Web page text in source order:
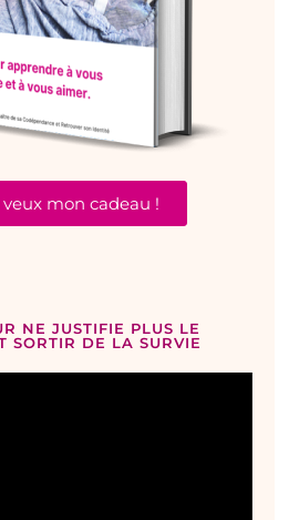
veux mon cadeau !
NE JUSTIFIE PLUS LE
SORTIR DE LA SURVIE